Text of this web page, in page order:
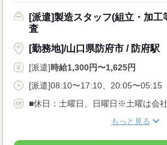
[派遣]製造スタッフ(組立・加工
査
[勤務地]/山口県防府市 / 防府駅
[派遣]時給1,300円〜1,625円
[派遣]08:10〜17:10、20:05〜05:15
もっと見る